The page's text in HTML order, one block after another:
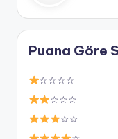
Puana Göre
☆☆☆☆
☆☆☆
☆☆